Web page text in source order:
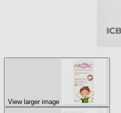
View larger image